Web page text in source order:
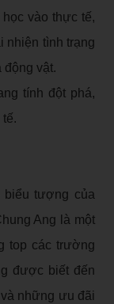
vào thực tế,
nhiện tình trạng
vật.
tính đột phá,
biểu tượng của
Ang là một
top các trường
được biết đến
những ưu đãi